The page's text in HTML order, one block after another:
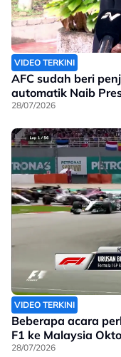
VIDEO TERKINI
AFC sudah beri
automatik Naib
28/07/2026
VIDEO TERKINI
Beberapa acara
F1 ke Malaysia
28/07/2026